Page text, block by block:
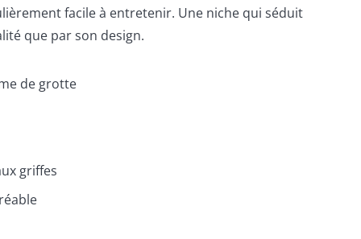
facile à entretenir. Une niche qui séduit
que par son design.
de grotte
griffes